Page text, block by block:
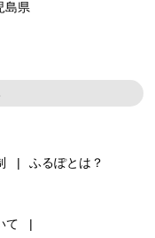
島県
ふるぽとは？
て